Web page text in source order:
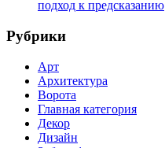
подход к предсказанию
Рубрики
Арт
Архитектура
Ворота
Главная категория
Декор
Дизайн